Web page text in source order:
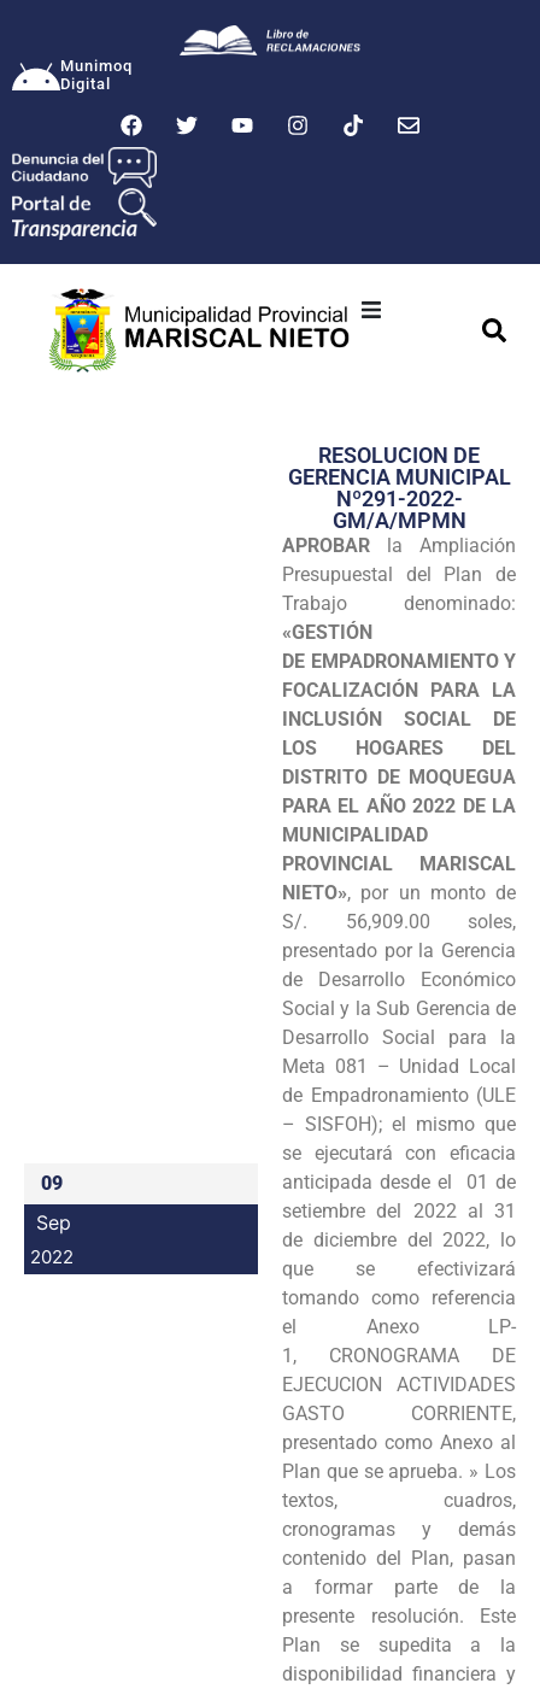
Munimoq
Digital
Transparencia
Seguridad
Programas
Intranet
09
Sep
2022
RESOLUCION DE
GERENCIA MUNICIPAL
Nº291-2022-
GM/A/MPMN
APROBAR la Ampliación
Presupuestal del Plan de
Trabajo denominado:
«GESTIÓN
DE EMPADRONAMIENTO Y
FOCALIZACIÓN PARA LA
INCLUSIÓN SOCIAL DE
LOS HOGARES DEL
DISTRITO DE MOQUEGUA
PARA EL AÑO 2022 DE LA
MUNICIPALIDAD
PROVINCIAL MARISCAL
NIETO», por un monto de
S/. 56,909.00 soles,
presentado por la Gerencia
de Desarrollo Económico
Social y la Sub Gerencia de
Desarrollo Social para la
Meta 081 – Unidad Local
de Empadronamiento (ULE
– SISFOH); el mismo que
se ejecutará con eficacia
anticipada desde el 01 de
setiembre del 2022 al 31
de diciembre del 2022, lo
que se efectivizará
tomando como referencia
el Anexo LP-
1, CRONOGRAMA DE
EJECUCION ACTIVIDADES
GASTO CORRIENTE,
presentado como Anexo al
Plan que se aprueba. » Los
textos, cuadros,
cronogramas y demás
contenido del Plan, pasan
a formar parte de la
presente resolución. Este
Plan se supedita a la
disponibilidad financiera y